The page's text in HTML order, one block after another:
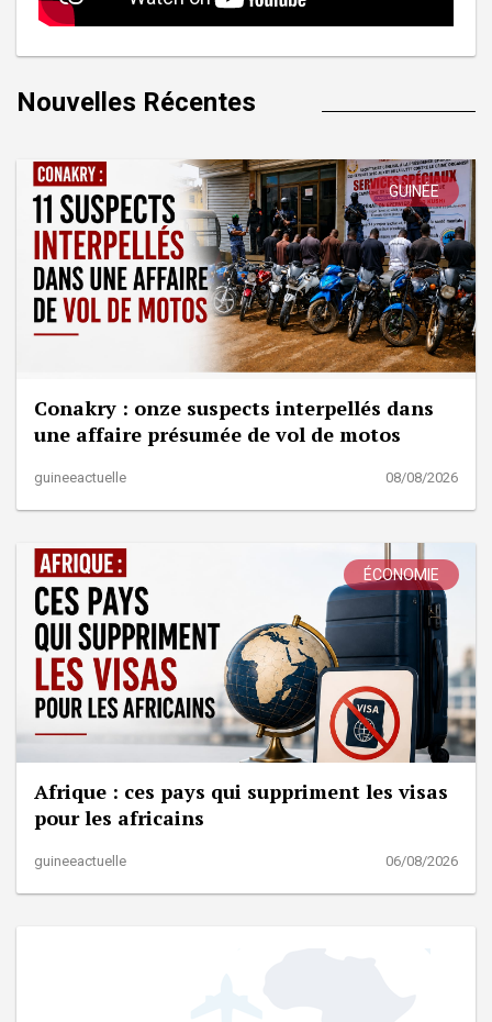
Nouvelles Récentes
GUINÉE
Conakry : onze suspects interpellés dans
une affaire présumée de vol de motos
guineeactuelle 08/08/2026
ÉCONOMIE
Afrique : ces pays qui suppriment les visas
pour les africains
guineeactuelle 06/08/2026